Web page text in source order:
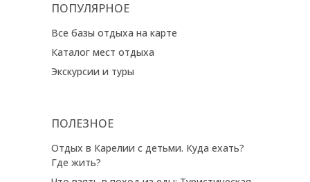
ПОПУЛЯРНОЕ
Все базы отдыха на карте
Каталог мест отдыха
Экскурсии и туры
ПОЛЕЗНОЕ
Отдых в Карелии с детьми. Куда ехать?
Где жить?